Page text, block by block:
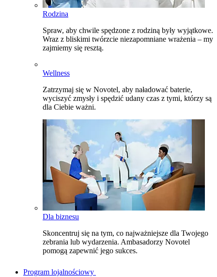
Rodzina
Spraw, aby chwile spędzone z rodziną były wyjątkowe.
Wraz z bliskimi twórzcie niezapomniane wrażenia – my
zajmiemy się resztą.
Wellness
Zatrzymaj się w Novotel, aby naładować baterie,
wyciszyć zmysły i spędzić udany czas z tymi, którzy są
dla Ciebie ważni.
Dla biznesu
Skoncentruj się na tym, co najważniejsze dla Twojego
zebrania lub wydarzenia. Ambasadorzy Novotel
pomogą zapewnić jego sukces.
Program lojalnościowy